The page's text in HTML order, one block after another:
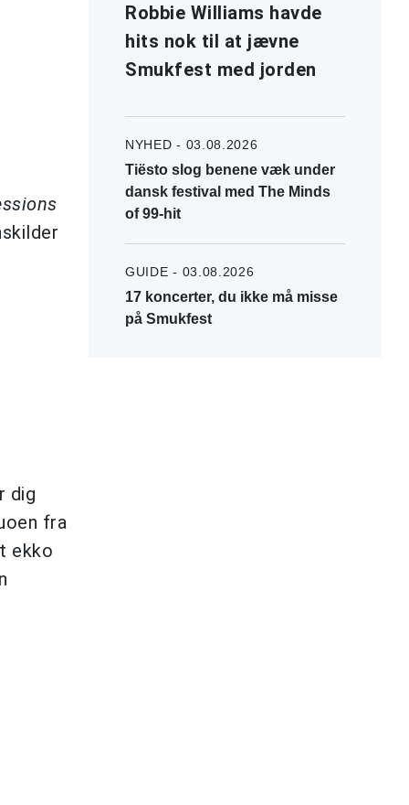
dig
fra
ekko
Robbie Williams havde
hits nok til at jævne
Smukfest med jorden
NYHED - 03.08.2026
Tiësto slog benene væk under
dansk festival med The Minds
of 99-hit
GUIDE - 03.08.2026
17 koncerter, du ikke må misse
på Smukfest